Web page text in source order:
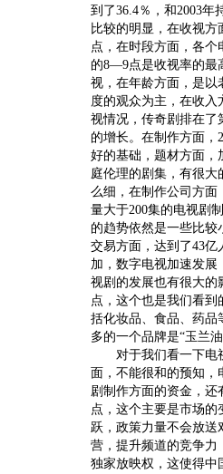
到了36.4％，和2003
比较的明显，在收视
点，在时段方面，各
的8—9点是收视率的最
视，在年龄方面，是以
度的观众为主，在收入
视情况，传奇剧排在了
的增长。在制作方面，
好的基础，题材方面，
庭伦理的剧集，有很
么细，在制作公司方面
量大于200集的电视剧
的趋势依然是一些比
交易方面，达到了43
加，数字电视加速发
视剧的发展也有很大的
点，这个也是我们看到
括化妆品、食品、药品
多的一个品牌是“玉兰油
对于我们看一下电视
面，不能很和的预知
剧制作方面的资金，
点，这个主要是市场
跃，政策力量不会放送
营，提升频道的竞争力
独家放映权，这使得中